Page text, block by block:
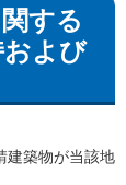
する
よび
建築物が当該地